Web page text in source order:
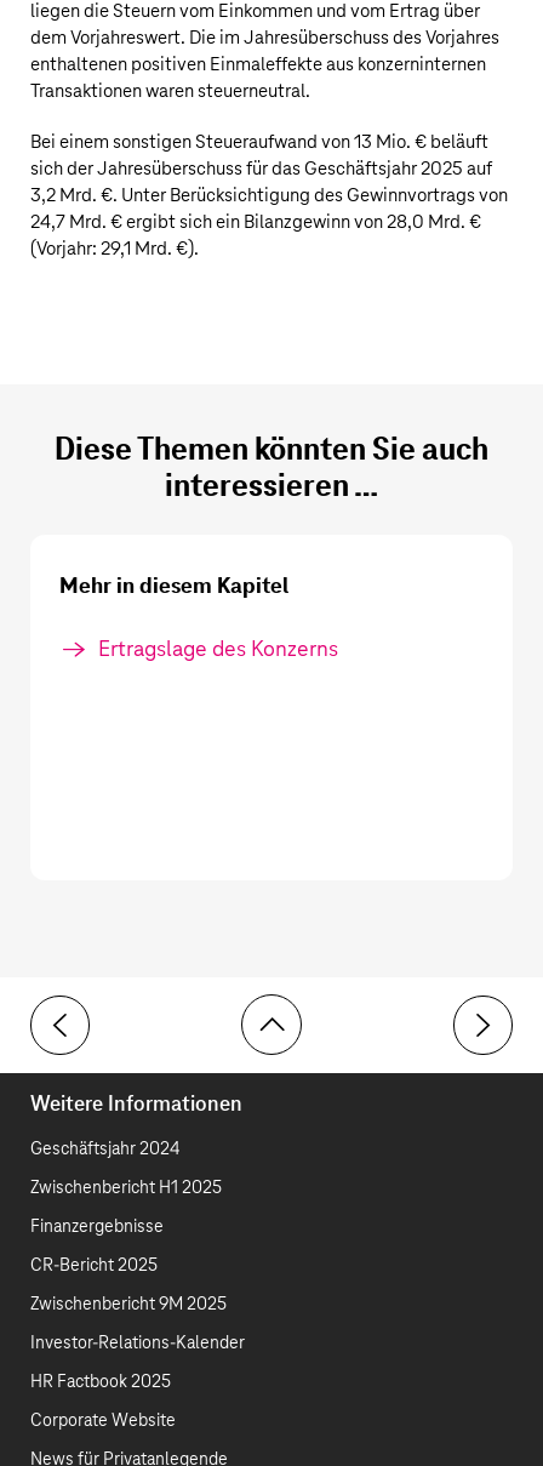
liegen die Steuern vom Einkommen und vom Ertrag über
dem Vorjahreswert. Die im Jahresüberschuss des Vorjahres
enthaltenen positiven Einmaleffekte aus konzerninternen
Transaktionen waren steuerneutral.
Bei einem sonstigen Steueraufwand von13 Mio. € beläuft
sich der Jahresüberschuss für das Geschäftsjahr 2025 auf
3,2 Mrd. €. Unter Berücksichtigung des Gewinnvortrags von
24,7 Mrd. €ergibt sich ein Bilanzgewinn von28,0 Mrd. €
(Vorjahr: 29,1 Mrd. €).
Diese Themen könnten Sie auch
interessieren …
Mehr in diesem Kapitel
Ertragslage des Konzerns
Toolbar
Geschäftsentwicklung der Deutschen Telekom AG
Weitere Informationen
Geschäftsjahr 2024
Zwischenbericht H1 2025
Finanzergebnisse
CR-Bericht 2025
Zwischenbericht 9M 2025
Investor-Relations-Kalender
HR Factbook 2025
Corporate Website
News für Privatanlegende